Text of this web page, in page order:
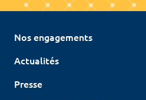
Nos engagements
Actualités
Presse